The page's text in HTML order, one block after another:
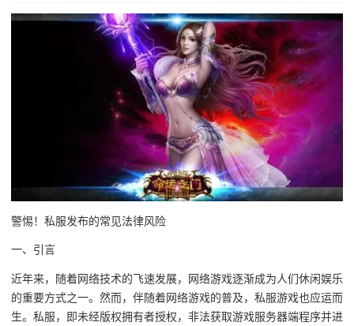
警惕！私服发布的常见法律风险
一、引言
近年来，随着网络技术的飞速发展，网络游戏逐渐成为人们休闲娱乐
的重要方式之一。然而，伴随着网络游戏的普及，私服游戏也应运而
生。私服，即未经版权拥有者授权，非法获取游戏服务器端程序并进